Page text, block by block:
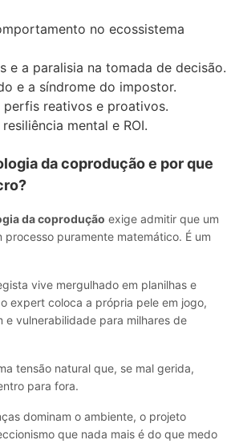
no ecossistema
e a paralisia na tomada de decisão.
e a síndrome do impostor.
perfis reativos e proativos.
mental e ROI.
da coprodução e por que
da coprodução exige admitir que um
processo puramente matemático. É um
vive mergulhado em planilhas e
expert coloca a própria pele em jogo,
e vulnerabilidade para milhares de
tensão natural que, se mal gerida,
para fora.
dominam o ambiente, o projeto
que nada mais é do que medo